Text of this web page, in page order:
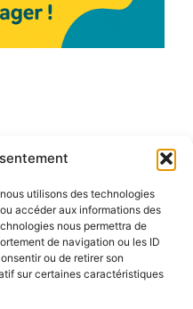
utilisons des technologies
accéder aux informations des
nous permettra de
de navigation ou les ID
ou de retirer son
sur certaines caractéristiques
Calendrier Google
plus de 160 jeux
#RENCONTRE #JEUX